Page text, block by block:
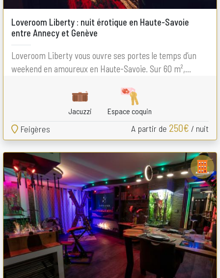
Loveroom Liberty : nuit érotique en Haute-Savoie
entre Annecy et Genève
Loveroom Liberty vous ouvre ses portes le temps d’un
weekend en amoureux en Haute-Savoie. Sur 60 m²,...
Jacuzzi Espace coquin
Feigères A partir de 250€ / nuit